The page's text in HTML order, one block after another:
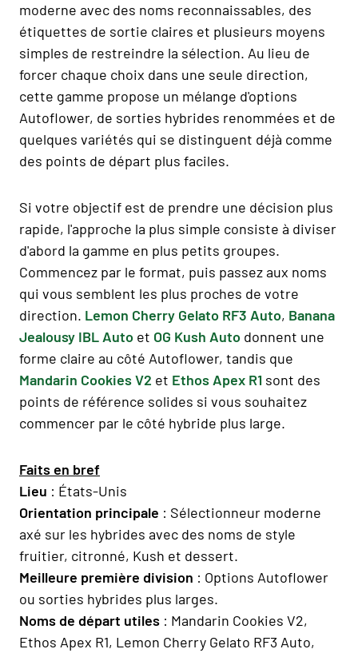
moderne avec des noms reconnaissables, des
étiquettes de sortie claires et plusieurs moyens
simples de restreindre la sélection. Au lieu de
forcer chaque choix dans une seule direction,
cette gamme propose un mélange d'options
Autoflower, de sorties hybrides renommées et de
quelques variétés qui se distinguent déjà comme
des points de départ plus faciles.
Si votre objectif est de prendre une décision plus
rapide, l'approche la plus simple consiste à diviser
d'abord la gamme en plus petits groupes.
Commencez par le format, puis passez aux noms
qui vous semblent les plus proches de votre
direction. Lemon Cherry Gelato RF3 Auto, Banana
Jealousy IBL Auto et OG Kush Auto donnent une
forme claire au côté Autoflower, tandis que
Mandarin Cookies V2 et Ethos Apex R1 sont des
points de référence solides si vous souhaitez
commencer par le côté hybride plus large.
Faits en bref
Lieu : États-Unis
Orientation principale : Sélectionneur moderne
axé sur les hybrides avec des noms de style
fruitier, citronné, Kush et dessert.
Meilleure première division : Options Autoflower
ou sorties hybrides plus larges.
Noms de départ utiles : Mandarin Cookies V2,
Ethos Apex R1, Lemon Cherry Gelato RF3 Auto,